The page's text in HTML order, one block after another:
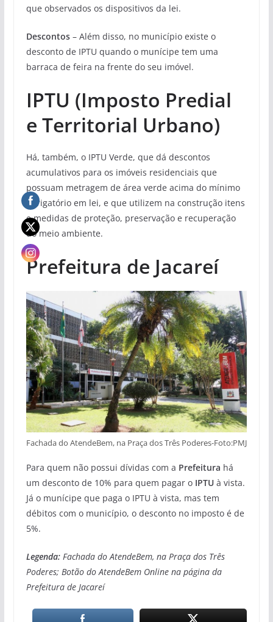
que observados os dispositivos da lei.
Descontos– Além disso, no município existe o
desconto de IPTU quando o munícipe tem uma
barraca de feira na frente do seu imóvel.
IPTU (Imposto Predial
e Territorial Urbano)
Há, também, o IPTU Verde, que dá descontos
acumulativos para os imóveis residenciais que
possuam metragem de área verde acima do mínimo
obrigatório em lei, e que utilizem na construção itens
e medidas de proteção, preservação e recuperação
do meio ambiente.
Prefeitura de Jacareí
Fachada do AtendeBem, na Praça dos Três Poderes-Foto:PMJ
Para quem não possui dívidas com a Prefeitura há
um desconto de 10% para quem pagar o IPTU à vista.
Já o munícipe que paga o IPTU à vista, mas tem
débitos com o município, o desconto no imposto é de
5%.
Legenda:Fachada do AtendeBem, na Praça dos Três
Poderes; Botão do AtendeBem Online na página da
Prefeitura de Jacareí